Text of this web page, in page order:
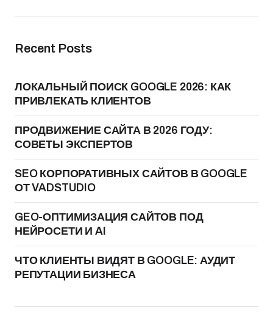
Recent Posts
ЛОКАЛЬНЫЙ ПОИСК GOOGLE 2026: КАК
ПРИВЛЕКАТЬ КЛИЕНТОВ
ПРОДВИЖЕНИЕ САЙТА В 2026 ГОДУ:
СОВЕТЫ ЭКСПЕРТОВ
SEO КОРПОРАТИВНЫХ САЙТОВ В GOOGLE
ОТ VADSTUDIO
GEO-ОПТИМИЗАЦИЯ САЙТОВ ПОД
НЕЙРОСЕТИ И AI
ЧТО КЛИЕНТЫ ВИДЯТ В GOOGLE: АУДИТ
РЕПУТАЦИИ БИЗНЕСА